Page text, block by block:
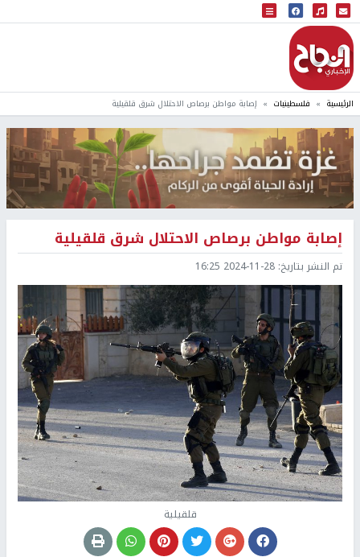
البث المباشر
إذاعة النجاح
الرئيسية فلسطينيات إصابة مواطن برصاص الاحتلال شرق قلقيلية
إصابة مواطن برصاص الاحتلال شرق قلقيلية
تم النشر بتاريخ: 2024-11-28 16:25
قلقيلية